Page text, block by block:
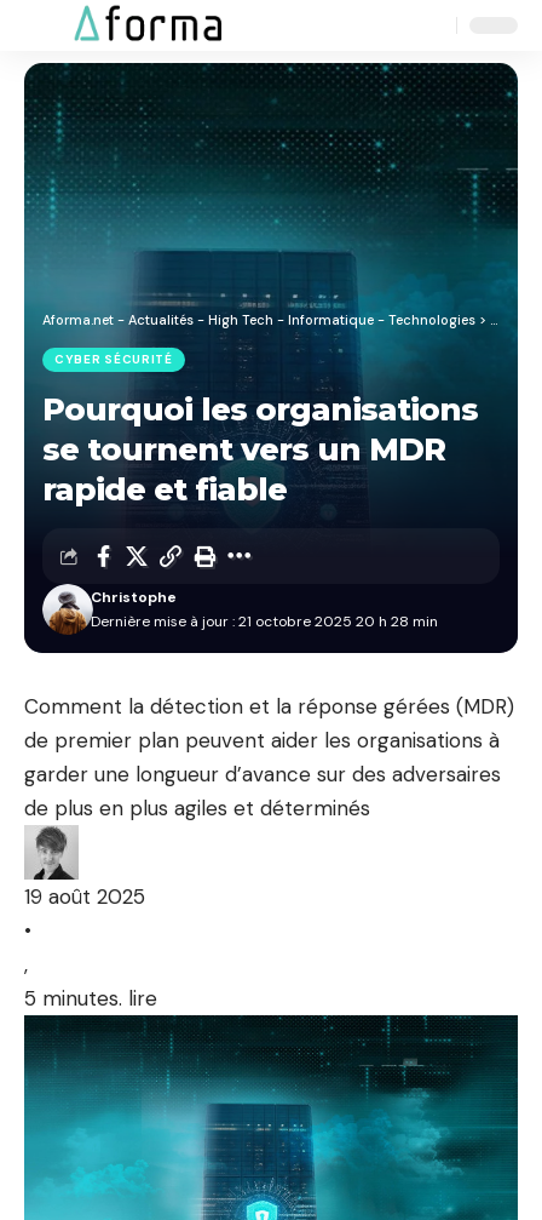
Resizer
Aforma.net - Actualités - High Tech - Informatique - Technologies > Blog
CYBER SÉCURITÉ
Pourquoi les organisations
se tournent vers un MDR
rapide et fiable
Dernière mise à jour : 21 octobre 2025 20 h 28 min
Christophe
Comment la détection et la réponse gérées (MDR)
de premier plan peuvent aider les organisations à
garder une longueur d’avance sur des adversaires
de plus en plus agiles et déterminés
19 août 2025
•
,
5 minutes. lire